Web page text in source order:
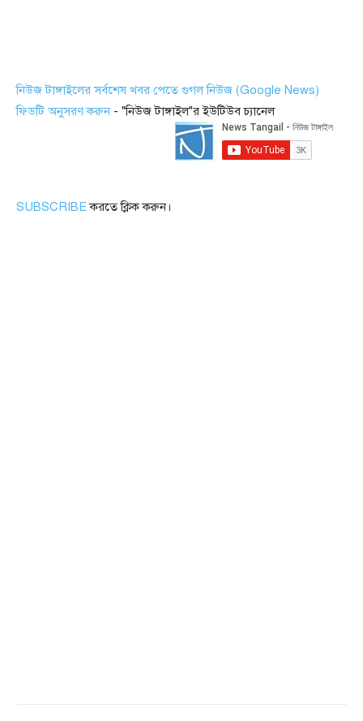
নিউজ টাঙ্গাইলের সর্বশেষ খবর পেতে গুগল নিউজ (Google News)
ফিডটি অনুসরণ করুন - "নিউজ টাঙ্গাইল"র ইউটিউব চ্যানেল
SUBSCRIBEকরতে ক্লিক করুন।